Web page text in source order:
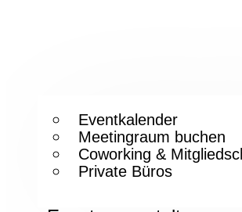
Eventkalender
Meetingraum buchen
Coworking &
Private Büros